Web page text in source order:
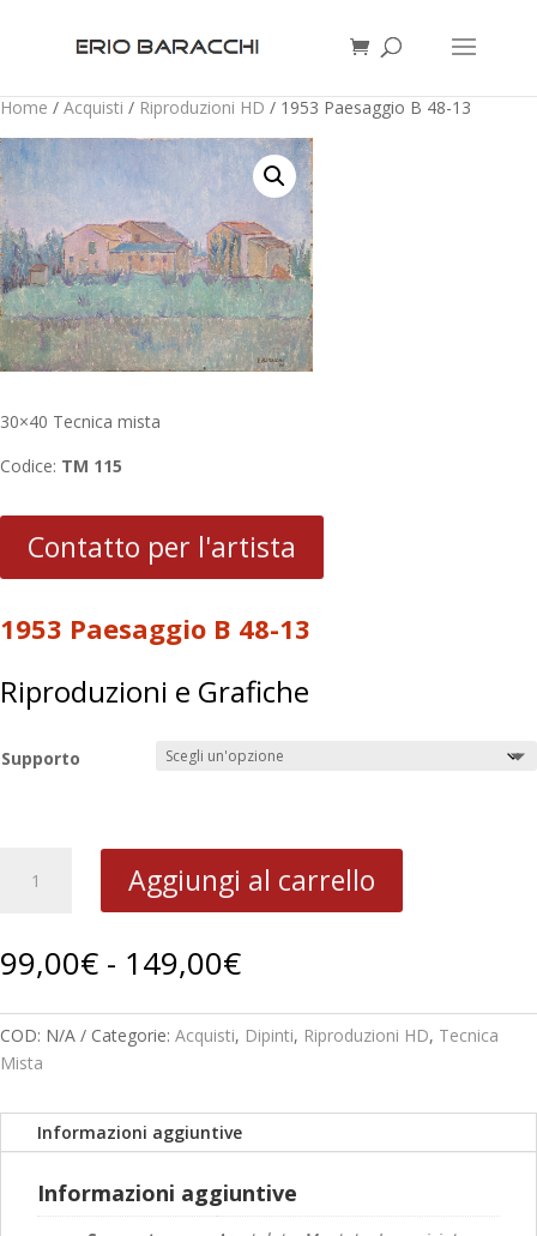
Home / Acquisti / Riproduzioni HD / 1953 Paesaggio B 48-13
30×40 Tecnica mista
Codice: TM 115
Contatto per l'artista
1953 Paesaggio B 48-13
Riproduzioni e Grafiche
Supporto
Paesaggio
13
Aggiungi al carrello
99,00€ - 149,00€Fascia
di
prezzo:
da
149,00€
COD: N/A Categorie: Acquisti, Dipinti, Riproduzioni HD, Tecnica
Mista
Informazioni aggiuntive
Informazioni aggiuntive